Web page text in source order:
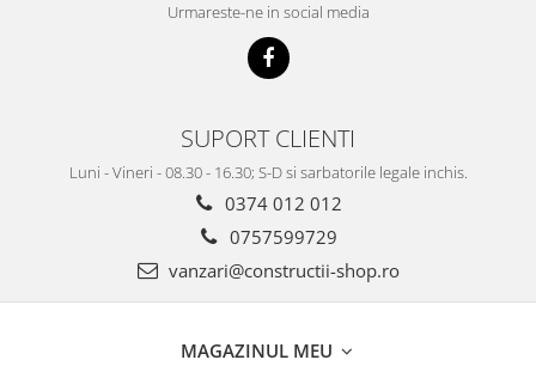
Urmareste-ne in social media
SUPORT CLIENTI
Luni - Vineri - 08.30 - 16.30; S-D si sarbatorile legale inchis.
0374 012 012
0757599729
vanzari@constructii-shop.ro
MAGAZINUL MEU